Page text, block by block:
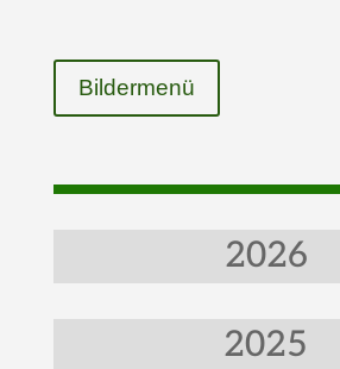
Bildermenü
2026
2025